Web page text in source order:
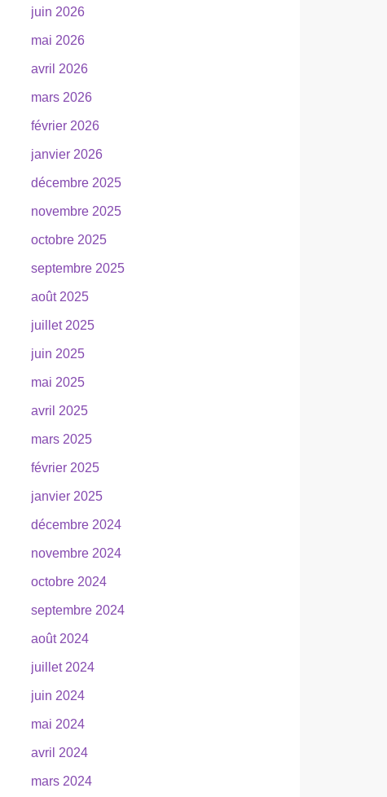
juin 2026
mai 2026
avril 2026
mars 2026
février 2026
janvier 2026
décembre 2025
novembre 2025
octobre 2025
septembre 2025
août 2025
juillet 2025
juin 2025
mai 2025
avril 2025
mars 2025
février 2025
janvier 2025
décembre 2024
novembre 2024
octobre 2024
septembre 2024
août 2024
juillet 2024
juin 2024
mai 2024
avril 2024
mars 2024